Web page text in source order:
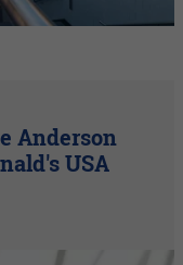
Anderson
USA